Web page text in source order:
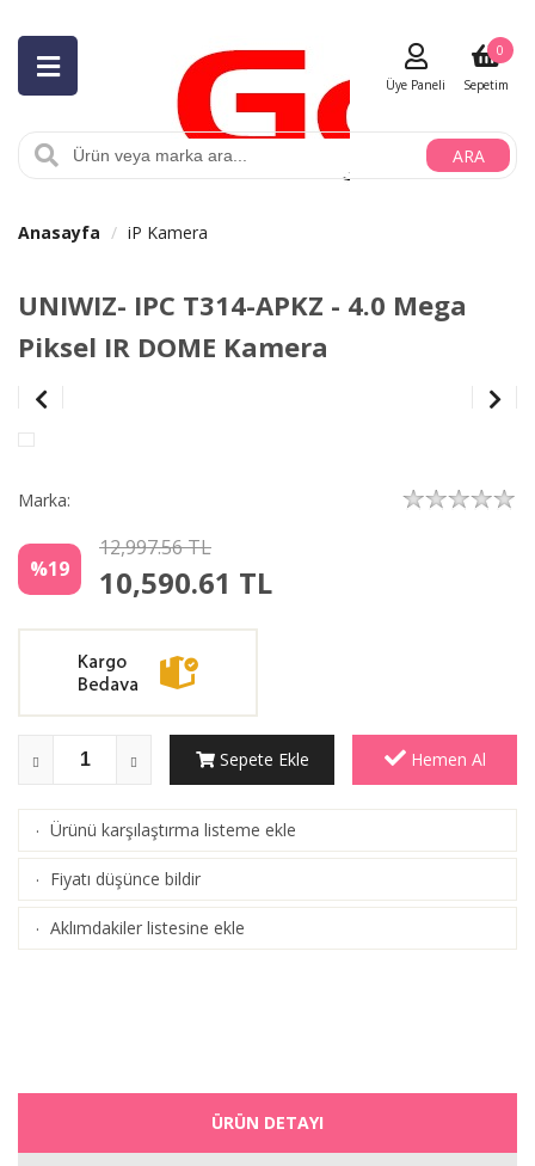
ARA
Üye Paneli Sepetim
0
Anasayfa iP Kamera
UNIWIZ- IPC T314-APKZ - 4.0 Mega
Piksel IR DOME Kamera
Marka:
%19
12,997.56 TL
10,590.61 TL
Sepete Ekle Hemen Al
· Ürünü karşılaştırma listeme ekle
(Karşılaştır)
· Fiyatı düşünce bildir
· Aklımdakiler listesine ekle
ÜRÜN DETAYI